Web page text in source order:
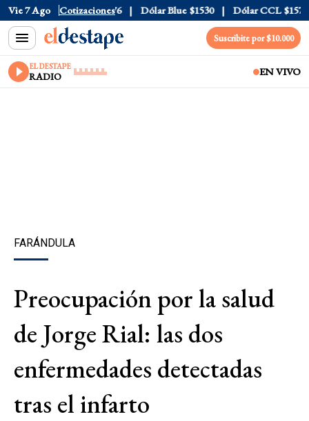
Vie 7 Ago Cotizaciones
Dólar Tarjeta $1976 Dólar Blue $1530 Dólar CCL $1577.3
Suscribite por $10.000
EL DESTAPE
RADIO EN VIVO
FARÁNDULA
Preocupación por la salud
de Jorge Rial: las dos
enfermedades detectadas
tras el infarto